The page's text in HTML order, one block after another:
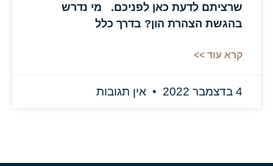
שרציתם לדעת כאן לפניכם. מי נדרש
בהגשת הצהרת הון? בדרך כלל
קרא עוד >>
4 בדצמבר 2022 אין תגובות